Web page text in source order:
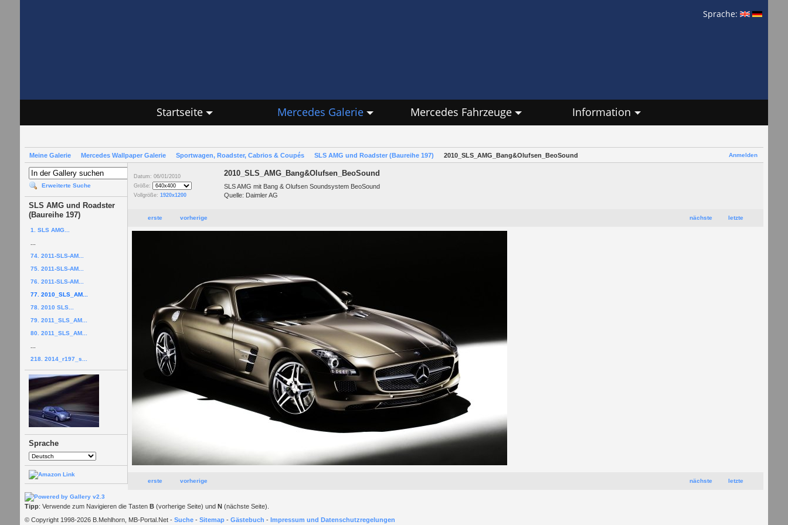
Sprache:
Startseite Mercedes Galerie Mercedes Fahrzeuge Information
Anmelden
Meine Galerie Mercedes Wallpaper Galerie Sportwagen, Roadster, Cabrios & Coupés SLS AMG und Roadster (Baureihe 197) 2010_SLS_AMG_Bang&Olufsen_BeoSound
Erweiterte Suche
SLS AMG und Roadster
(Baureihe 197)
1. SLS AMG...
74. 2011-SLS-AM...
75. 2011-SLS-AM...
76. 2011-SLS-AM...
77. 2010_SLS_AM...
78. 2010 SLS...
79. 2011_SLS_AM...
80. 2011_SLS_AM...
218. 2014_r197_s...
Sprache
Datum: 06/01/2010
Größe:
Vollgröße: 1920x1200
2010_SLS_AMG_Bang&Olufsen_BeoSound
SLS AMG mit Bang & Olufsen Soundsystem BeoSound
Quelle: Daimler AG
nächste letzte
erste vorherige
nächste letzte
erste vorherige
Tipp: Verwende zum Navigieren die Tasten B(vorherige Seite) und N(nächste Seite).
© Copyright 1998-2026 B.Mehlhorn, MB-Portal.Net - Suche- Sitemap- Gästebuch - Impressum und Datenschutzregelungen